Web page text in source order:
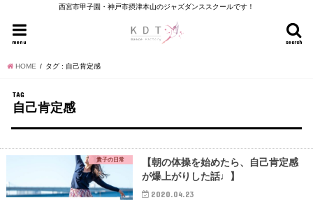
西宮市甲子園・神戸市摂津本山のジャズダンススクールです！
search
menu
HOME タグ : 自己肯定感
TAG
自己肯定感
貴子の日常
【朝の体操を始めたら、自己肯定感
が爆上がりした話♩】
2020.04.23